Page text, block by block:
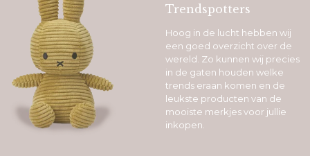
Trendspotters
Hoog in de lucht hebben wij
een goed overzicht over de
wereld. Zo kunnen wij precies
in de gaten houden welke
trends eraan komen en de
leukste producten van de
mooiste merkjes voor jullie
inkopen.